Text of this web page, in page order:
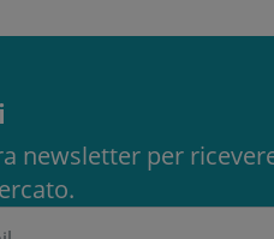
newsletter per